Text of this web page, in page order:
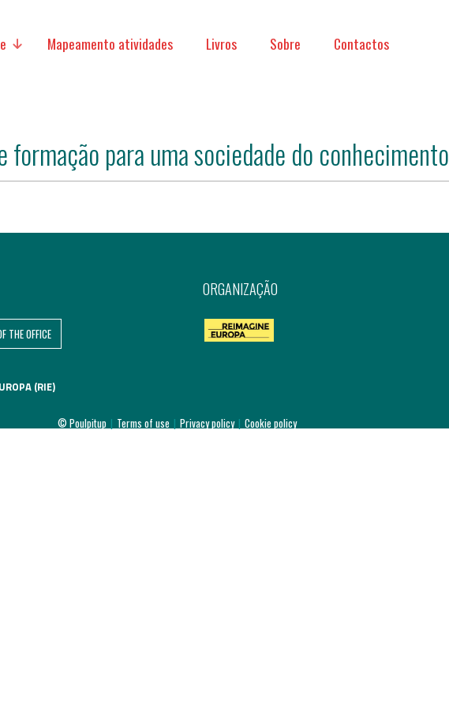
Mapeamento atividades Livros Sobre Contactos
formação para uma sociedade do conhecimento
THE OFFICE
(RIE)
ORGANIZAÇÃO
© Poulpitup | Terms of use | Privacy policy | Cookie policy